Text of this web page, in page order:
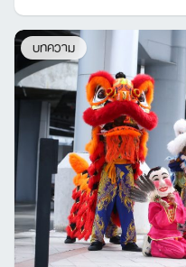
บทความ